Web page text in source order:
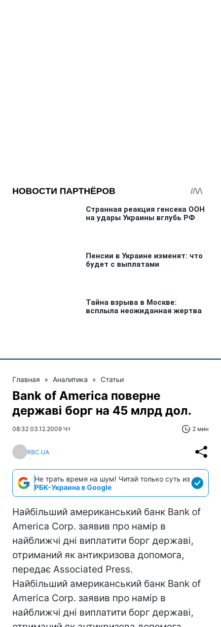
Главная » Аналитика » Статьи
Bank of America поверне
державі борг на 45 млрд дол.
08:32 03.12.2009 Чт 2 мин
RBC.UA
Не трать время на шум! Читай только суть из
РБК-Украина в Google
Найбільший американський банк Bank of
America Corp. заявив про намір в
найближчі дні виплатити борг державі,
отриманий як антикризова допомога,
передає Associated Press.
Найбільший американський банк Bank of
America Corp. заявив про намір в
найближчі дні виплатити борг державі,